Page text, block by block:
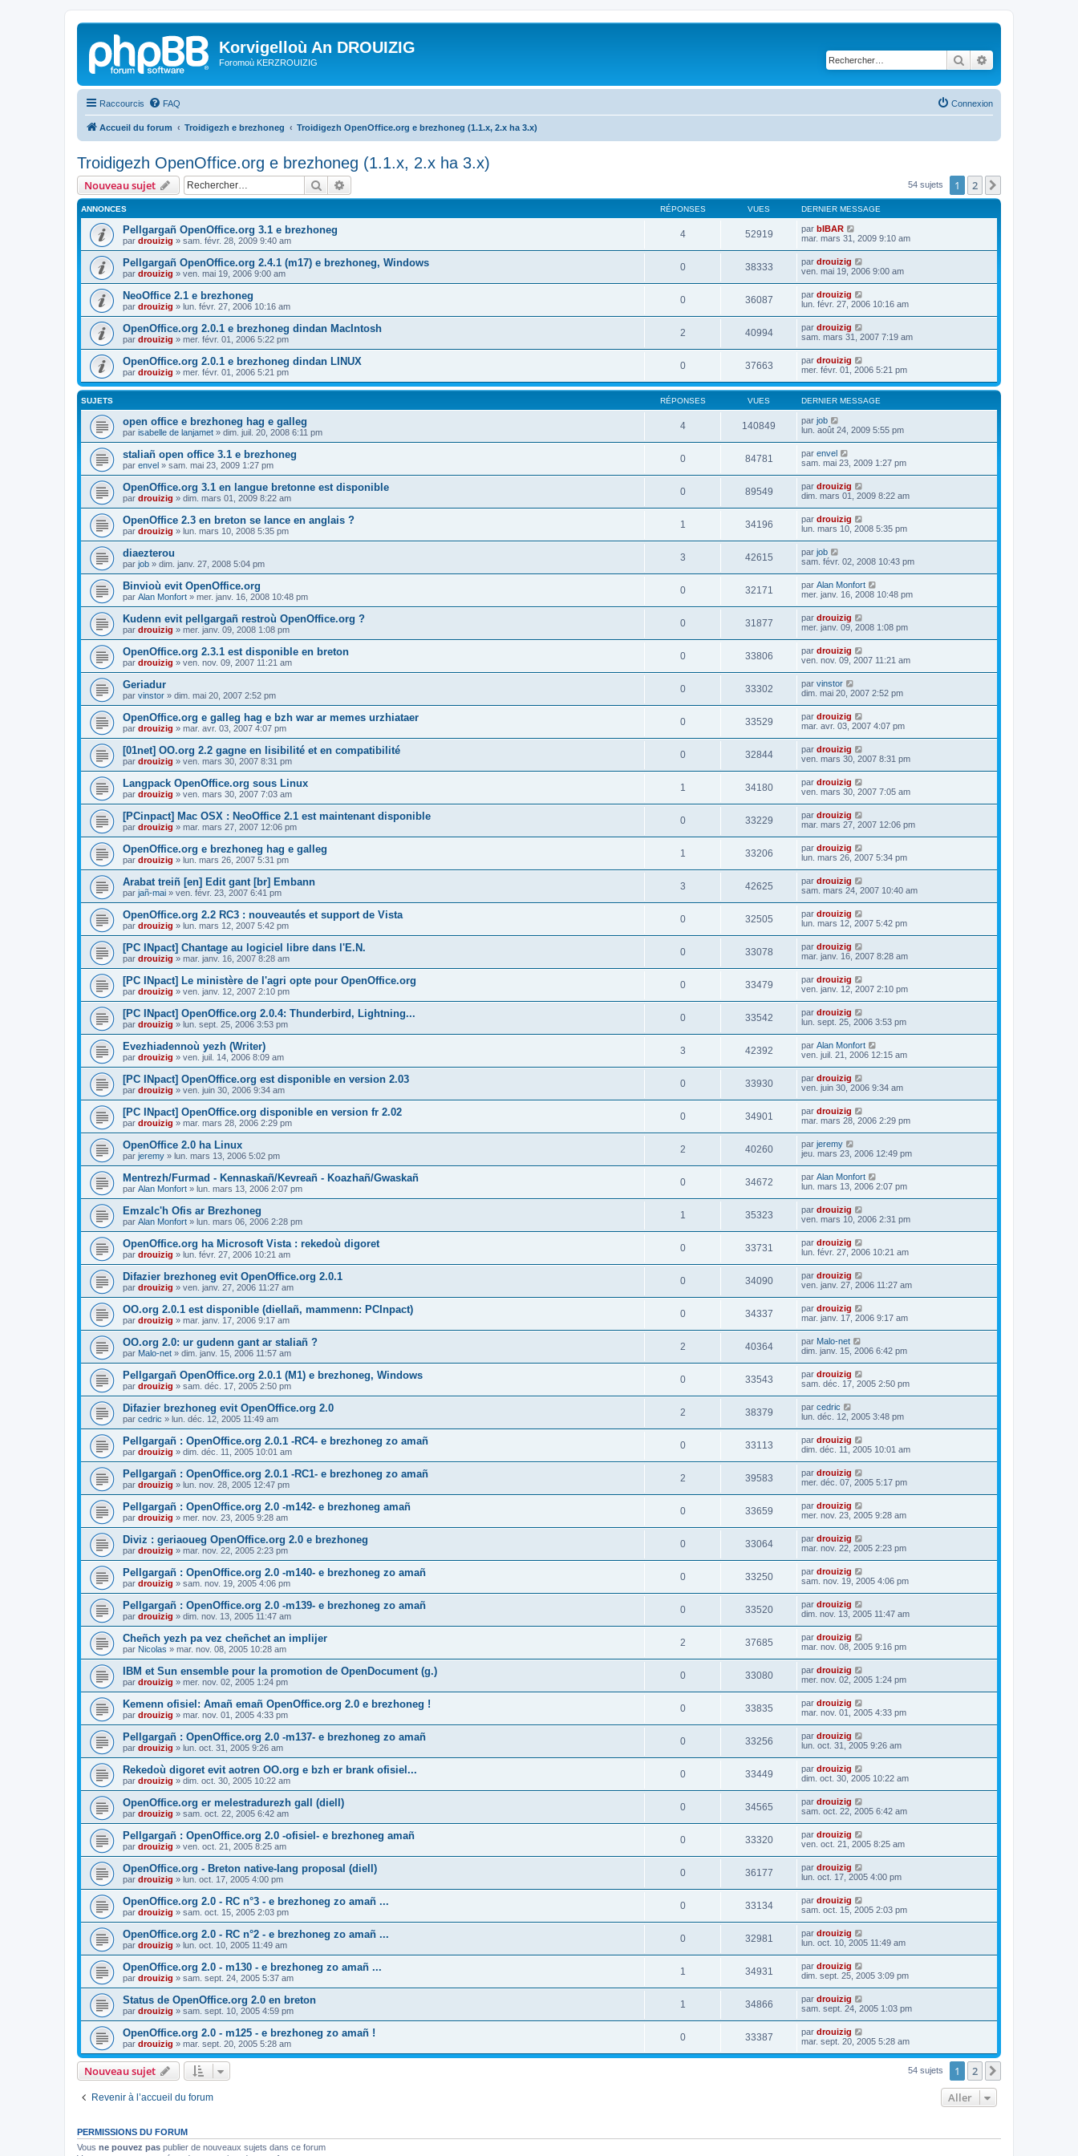
Korvigelloù An DROUIZIG
Foromoù KERZROUIZIG Rechercher
Raccourcis FAQ Connexion
Accueil du forum Troidigezh e brezhoneg Troidigezh OpenOffice.org e brezhoneg (1.1.x, 2.x ha 3.x)
Troidigezh OpenOffice.org e brezhoneg (1.1.x, 2.x ha 3.x)
Nouveau sujet Rechercher 54 sujets 1 2
ANNONCES RÉPONSES VUES DERNIER MESSAGE
Pellgargañ OpenOffice.org 3.1 e brezhoneg
par drouizig » sam. févr. 28, 2009 9:40 am
4 52919 par bIBAR
mar. mars 31, 2009 9:10 am
Pellgargañ OpenOffice.org 2.4.1 (m17) e brezhoneg, Windows
par drouizig » ven. mai 19, 2006 9:00 am
0 38333 par drouizig
ven. mai 19, 2006 9:00 am
NeoOffice 2.1 e brezhoneg
par drouizig » lun. févr. 27, 2006 10:16 am
0 36087 par drouizig
lun. févr. 27, 2006 10:16 am
OpenOffice.org 2.0.1 e brezhoneg dindan MacIntosh
par drouizig » mer. févr. 01, 2006 5:22 pm
2 40994 par drouizig
sam. mars 31, 2007 7:19 am
OpenOffice.org 2.0.1 e brezhoneg dindan LINUX
par drouizig » mer. févr. 01, 2006 5:21 pm
0 37663 par drouizig
mer. févr. 01, 2006 5:21 pm
SUJETS RÉPONSES VUES DERNIER MESSAGE
open office e brezhoneg hag e galleg
par isabelle de lanjamet » dim. juil. 20, 2008 6:11 pm
4 140849 par job
lun. août 24, 2009 5:55 pm
staliañ open office 3.1 e brezhoneg
par envel » sam. mai 23, 2009 1:27 pm
0 84781 par envel
sam. mai 23, 2009 1:27 pm
OpenOffice.org 3.1 en langue bretonne est disponible
par drouizig » dim. mars 01, 2009 8:22 am
0 89549 par drouizig
dim. mars 01, 2009 8:22 am
OpenOffice 2.3 en breton se lance en anglais ?
par drouizig » lun. mars 10, 2008 5:35 pm
1 34196 par drouizig
lun. mars 10, 2008 5:35 pm
diaezterou
par job » dim. janv. 27, 2008 5:04 pm
3 42615 par job
sam. févr. 02, 2008 10:43 pm
Binvioù evit OpenOffice.org
par Alan Monfort » mer. janv. 16, 2008 10:48 pm
0 32171 par Alan Monfort
mer. janv. 16, 2008 10:48 pm
Kudenn evit pellgargañ restroù OpenOffice.org ?
par drouizig » mer. janv. 09, 2008 1:08 pm
0 31877 par drouizig
mer. janv. 09, 2008 1:08 pm
OpenOffice.org 2.3.1 est disponible en breton
par drouizig » ven. nov. 09, 2007 11:21 am
0 33806 par drouizig
ven. nov. 09, 2007 11:21 am
Geriadur
par vinstor » dim. mai 20, 2007 2:52 pm
0 33302 par vinstor
dim. mai 20, 2007 2:52 pm
OpenOffice.org e galleg hag e bzh war ar memes urzhiataer
par drouizig » mar. avr. 03, 2007 4:07 pm
0 33529 par drouizig
mar. avr. 03, 2007 4:07 pm
[01net] OO.org 2.2 gagne en lisibilité et en compatibilité
par drouizig » ven. mars 30, 2007 8:31 pm
0 32844 par drouizig
ven. mars 30, 2007 8:31 pm
Langpack OpenOffice.org sous Linux
par drouizig » ven. mars 30, 2007 7:03 am
1 34180 par drouizig
ven. mars 30, 2007 7:05 am
[PCinpact] Mac OSX : NeoOffice 2.1 est maintenant disponible
par drouizig » mar. mars 27, 2007 12:06 pm
0 33229 par drouizig
mar. mars 27, 2007 12:06 pm
OpenOffice.org e brezhoneg hag e galleg
par drouizig » lun. mars 26, 2007 5:31 pm
1 33206 par drouizig
lun. mars 26, 2007 5:34 pm
Arabat treiñ [en] Edit gant [br] Embann
par jañ-mai » ven. févr. 23, 2007 6:41 pm
3 42625 par drouizig
sam. mars 24, 2007 10:40 am
OpenOffice.org 2.2 RC3 : nouveautés et support de Vista
par drouizig » lun. mars 12, 2007 5:42 pm
0 32505 par drouizig
lun. mars 12, 2007 5:42 pm
[PC INpact] Chantage au logiciel libre dans l'E.N.
par drouizig » mar. janv. 16, 2007 8:28 am
0 33078 par drouizig
mar. janv. 16, 2007 8:28 am
[PC INpact] Le ministère de l'agri opte pour OpenOffice.org
par drouizig » ven. janv. 12, 2007 2:10 pm
0 33479 par drouizig
ven. janv. 12, 2007 2:10 pm
[PC INpact] OpenOffice.org 2.0.4: Thunderbird, Lightning...
par drouizig » lun. sept. 25, 2006 3:53 pm
0 33542 par drouizig
lun. sept. 25, 2006 3:53 pm
Evezhiadennoù yezh (Writer)
par drouizig » ven. juil. 14, 2006 8:09 am
3 42392 par Alan Monfort
ven. juil. 21, 2006 12:15 am
[PC INpact] OpenOffice.org est disponible en version 2.03
par drouizig » ven. juin 30, 2006 9:34 am
0 33930 par drouizig
ven. juin 30, 2006 9:34 am
[PC INpact] OpenOffice.org disponible en version fr 2.02
par drouizig » mar. mars 28, 2006 2:29 pm
0 34901 par drouizig
mar. mars 28, 2006 2:29 pm
OpenOffice 2.0 ha Linux
par jeremy » lun. mars 13, 2006 5:02 pm
2 40260 par jeremy
jeu. mars 23, 2006 12:49 pm
Mentrezh/Furmad - Kennaskañ/Kevreañ - Koazhañ/Gwaskañ
par Alan Monfort » lun. mars 13, 2006 2:07 pm
0 34672 par Alan Monfort
lun. mars 13, 2006 2:07 pm
Emzalc'h Ofis ar Brezhoneg
par Alan Monfort » lun. mars 06, 2006 2:28 pm
1 35323 par drouizig
ven. mars 10, 2006 2:31 pm
OpenOffice.org ha Microsoft Vista : rekedoù digoret
par drouizig » lun. févr. 27, 2006 10:21 am
0 33731 par drouizig
lun. févr. 27, 2006 10:21 am
Difazier brezhoneg evit OpenOffice.org 2.0.1
par drouizig » ven. janv. 27, 2006 11:27 am
0 34090 par drouizig
ven. janv. 27, 2006 11:27 am
OO.org 2.0.1 est disponible (diellañ, mammenn: PCInpact)
par drouizig » mar. janv. 17, 2006 9:17 am
0 34337 par drouizig
mar. janv. 17, 2006 9:17 am
OO.org 2.0: ur gudenn gant ar staliañ ?
par Malo-net » dim. janv. 15, 2006 11:57 am
2 40364 par Malo-net
dim. janv. 15, 2006 6:42 pm
Pellgargañ OpenOffice.org 2.0.1 (M1) e brezhoneg, Windows
par drouizig » sam. déc. 17, 2005 2:50 pm
0 33543 par drouizig
sam. déc. 17, 2005 2:50 pm
Difazier brezhoneg evit OpenOffice.org 2.0
par cedric » lun. déc. 12, 2005 11:49 am
2 38379 par cedric
lun. déc. 12, 2005 3:48 pm
Pellgargañ : OpenOffice.org 2.0.1 -RC4- e brezhoneg zo amañ
par drouizig » dim. déc. 11, 2005 10:01 am
0 33113 par drouizig
dim. déc. 11, 2005 10:01 am
Pellgargañ : OpenOffice.org 2.0.1 -RC1- e brezhoneg zo amañ
par drouizig » lun. nov. 28, 2005 12:47 pm
2 39583 par drouizig
mer. déc. 07, 2005 5:17 pm
Pellgargañ : OpenOffice.org 2.0 -m142- e brezhoneg amañ
par drouizig » mer. nov. 23, 2005 9:28 am
0 33659 par drouizig
mer. nov. 23, 2005 9:28 am
Diviz : geriaoueg OpenOffice.org 2.0 e brezhoneg
par drouizig » mar. nov. 22, 2005 2:23 pm
0 33064 par drouizig
mar. nov. 22, 2005 2:23 pm
Pellgargañ : OpenOffice.org 2.0 -m140- e brezhoneg zo amañ
par drouizig » sam. nov. 19, 2005 4:06 pm
0 33250 par drouizig
sam. nov. 19, 2005 4:06 pm
Pellgargañ : OpenOffice.org 2.0 -m139- e brezhoneg zo amañ
par drouizig » dim. nov. 13, 2005 11:47 am
0 33520 par drouizig
dim. nov. 13, 2005 11:47 am
Cheñch yezh pa vez cheñchet an implijer
par Nicolas » mar. nov. 08, 2005 10:28 am
2 37685 par drouizig
mar. nov. 08, 2005 9:16 pm
IBM et Sun ensemble pour la promotion de OpenDocument (g.)
par drouizig » mer. nov. 02, 2005 1:24 pm
0 33080 par drouizig
mer. nov. 02, 2005 1:24 pm
Kemenn ofisiel: Amañ emañ OpenOffice.org 2.0 e brezhoneg !
par drouizig » mar. nov. 01, 2005 4:33 pm
0 33835 par drouizig
mar. nov. 01, 2005 4:33 pm
Pellgargañ : OpenOffice.org 2.0 -m137- e brezhoneg zo amañ
par drouizig » lun. oct. 31, 2005 9:26 am
0 33256 par drouizig
lun. oct. 31, 2005 9:26 am
Rekedoù digoret evit aotren OO.org e bzh er brank ofisiel...
par drouizig » dim. oct. 30, 2005 10:22 am
0 33449 par drouizig
dim. oct. 30, 2005 10:22 am
OpenOffice.org er melestradurezh gall (diell)
par drouizig » sam. oct. 22, 2005 6:42 am
0 34565 par drouizig
sam. oct. 22, 2005 6:42 am
Pellgargañ : OpenOffice.org 2.0 -ofisiel- e brezhoneg amañ
par drouizig » ven. oct. 21, 2005 8:25 am
0 33320 par drouizig
ven. oct. 21, 2005 8:25 am
OpenOffice.org - Breton native-lang proposal (diell)
par drouizig » lun. oct. 17, 2005 4:00 pm
0 36177 par drouizig
lun. oct. 17, 2005 4:00 pm
OpenOffice.org 2.0 - RC n°3 - e brezhoneg zo amañ ...
par drouizig » sam. oct. 15, 2005 2:03 pm
0 33134 par drouizig
sam. oct. 15, 2005 2:03 pm
OpenOffice.org 2.0 - RC n°2 - e brezhoneg zo amañ ...
par drouizig » lun. oct. 10, 2005 11:49 am
0 32981 par drouizig
lun. oct. 10, 2005 11:49 am
OpenOffice.org 2.0 - m130 - e brezhoneg zo amañ ...
par drouizig » sam. sept. 24, 2005 5:37 am
1 34931 par drouizig
dim. sept. 25, 2005 3:09 pm
Status de OpenOffice.org 2.0 en breton
par drouizig » sam. sept. 10, 2005 4:59 pm
1 34866 par drouizig
sam. sept. 24, 2005 1:03 pm
OpenOffice.org 2.0 - m125 - e brezhoneg zo amañ !
par drouizig » mar. sept. 20, 2005 5:28 am
0 33387 par drouizig
mar. sept. 20, 2005 5:28 am
Nouveau sujet 54 sujets 1 2
Revenir à l’accueil du forum Aller
PERMISSIONS DU FORUM
Vous ne pouvez pas publier de nouveaux sujets dans ce forum